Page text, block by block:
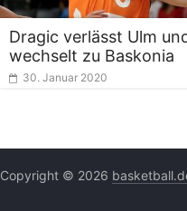
Dragic verlässt Ulm
wechselt zu Baskonia
30. Januar 2020
Copyright © 2026